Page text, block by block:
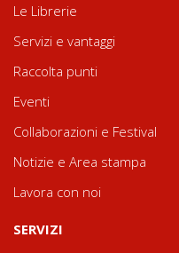
Le Librerie
Servizi e vantaggi
Raccolta punti
Eventi
Collaborazioni e Festival
Notizie e Area stampa
Lavora con noi
SERVIZI